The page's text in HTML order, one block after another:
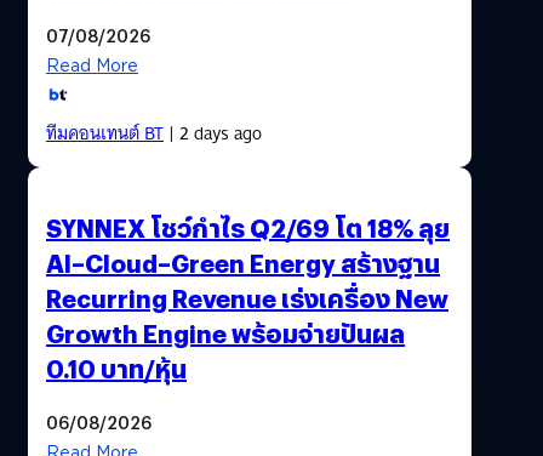
07/08/2026
Read More
ทีมคอนเทนต์ BT| 2 days ago
SYNNEX โชว์กำไร Q2/69 โต 18% ลุย
AI–Cloud–Green Energy สร้างฐาน
Recurring Revenue เร่งเครื่อง New
Growth Engine พร้อมจ่ายปันผล
0.10 บาท/หุ้น
06/08/2026